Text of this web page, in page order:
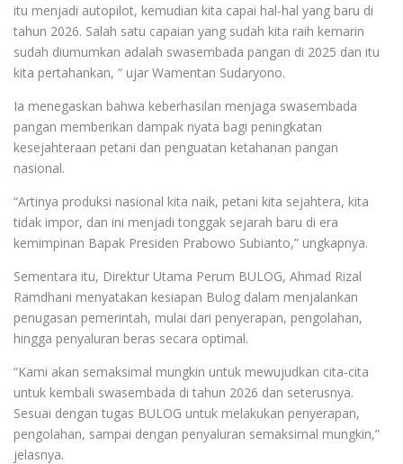
itu menjadi autopilot, kemudian kita capai hal-hal yang baru di
tahun 2026. Salah satu capaian yang sudah kita raih kemarin
sudah diumumkan adalah swasembada pangan di 2025 dan itu
kita pertahankan, “ ujar Wamentan Sudaryono.
Ia menegaskan bahwa keberhasilan menjaga swasembada
pangan memberikan dampak nyata bagi peningkatan
kesejahteraan petani dan penguatan ketahanan pangan
nasional.
“Artinya produksi nasional kita naik, petani kita sejahtera, kita
tidak impor, dan ini menjadi tonggak sejarah baru di era
kemimpinan Bapak Presiden Prabowo Subianto,” ungkapnya.
Sementara itu, Direktur Utama Perum BULOG, Ahmad Rizal
Ramdhani menyatakan kesiapan Bulog dalam menjalankan
penugasan pemerintah, mulai dari penyerapan, pengolahan,
hingga penyaluran beras secara optimal.
“Kami akan semaksimal mungkin untuk mewujudkan cita-cita
untuk kembali swasembada di tahun 2026 dan seterusnya.
Sesuai dengan tugas BULOG untuk melakukan penyerapan,
pengolahan, sampai dengan penyaluran semaksimal mungkin,”
jelasnya.